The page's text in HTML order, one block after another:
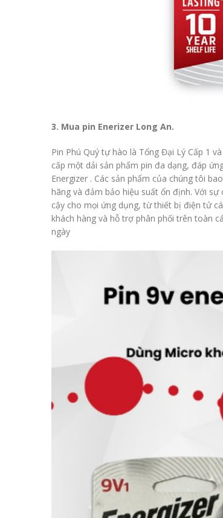
3. Mua pin Enerizer Long An.
Pin Phú Quý tự hào là Tổng Đại Lý Cấp 1
cấp một dải sản phẩm pin đa dạng, đáp
Energizer . Các sản phẩm của chúng tôi
hãng và đảm bảo hiệu suất ổn định. Với
cậy cho mọi ứng dụng, từ thiết bị điện tử
khách hàng và hỗ trợ phân phối trên toàn
ngày